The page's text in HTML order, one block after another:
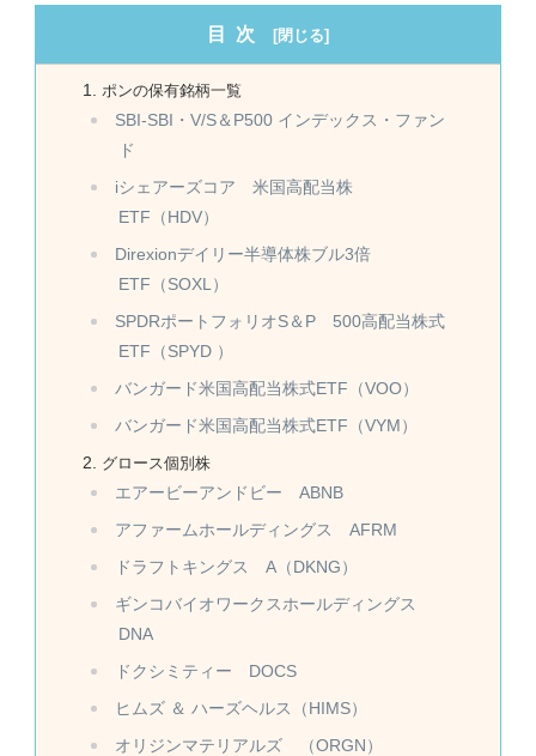
目次
ポンの保有銘柄一覧
SBI-SBI・V/S＆P500 インデックス・ファン
ド
iシェアーズコア 米国高配当株
ETF（HDV）
Direxionデイリー半導体株ブル3倍
ETF（SOXL）
SPDRポートフォリオS＆P 500高配当株式
ETF（SPYD ）
バンガード米国高配当株式ETF（VOO）
バンガード米国高配当株式ETF（VYM）
グロース個別株
エアービーアンドビー ABNB
アファームホールディングス AFRM
ドラフトキングス A（DKNG）
ギンコバイオワークスホールディングス
DNA
ドクシミティー DOCS
ヒムズ ＆ ハーズヘルス（HIMS）
オリジンマテリアルズ （ORGN）